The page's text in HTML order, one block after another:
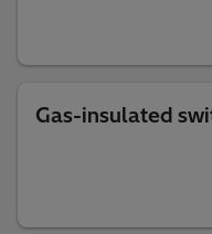
Gas-insulated